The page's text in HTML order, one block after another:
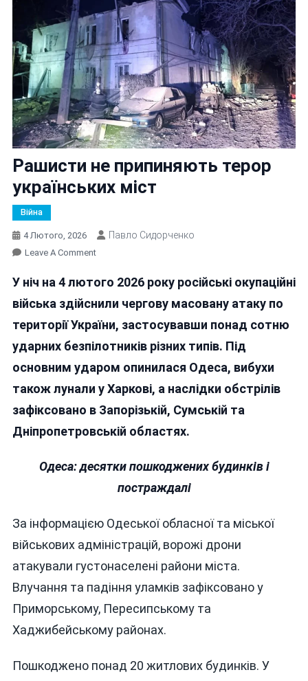
Рашисти не припиняють терор
українських міст
Війна
4 Лютого, 2026 Павло Сидорченко
Leave A CommentOn
Не
Припиняють
Українських
Міст
У ніч на 4 лютого 2026 року російські окупаційні
війська здійснили чергову масовану атаку по
території України, застосувавши понад сотню
ударних безпілотників різних типів. Під
основним ударом опинилася Одеса, вибухи
також лунали у Харкові, а наслідки обстрілів
зафіксовано в Запорізькій, Сумській та
Дніпропетровській областях.
Одеса: десятки пошкоджених будинків і
постраждалі
За інформацією Одеської обласної та міської
військових адміністрацій, ворожі дрони
атакували густонаселені райони міста.
Влучання та падіння уламків зафіксовано у
Приморському, Пересипському та
Хаджибейському районах.
Пошкоджено понад 20 житлових будинків. У